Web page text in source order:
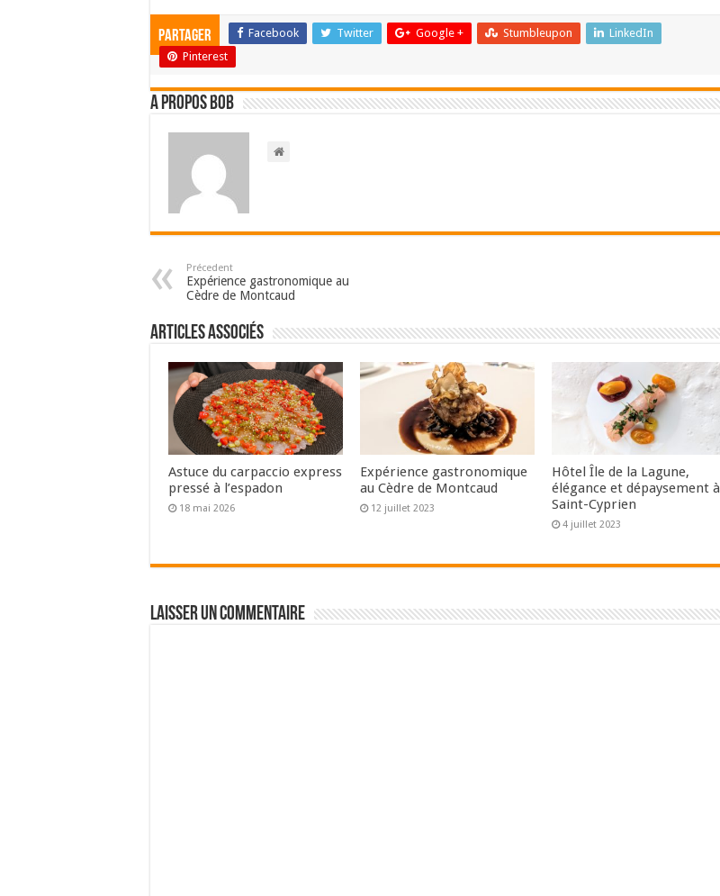
Partager Facebook Twitter Google + Stumbleupon
LinkedIn
Pinterest
A propos bOb
Précedent
Expérience gastronomique au
Cèdre de Montcaud
Articles associés
Astuce du carpaccio express
pressé à l’espadon
18 mai 2026
Expérience gastronomique
au Cèdre de Montcaud
12 juillet 2023
Hôtel Île de la Lagune,
élégance et dépaysement à
Saint-Cyprien
4 juillet 2023
Laisser un commentaire